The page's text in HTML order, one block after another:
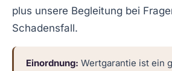
plus unsere Begleitung bei
Schadensfall.
Einordnung: Wertgarantie ist ein